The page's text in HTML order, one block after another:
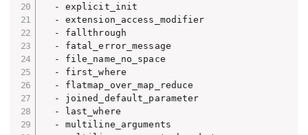
  - explicit_init
  - extension_access_modifier
  - fallthrough
  - fatal_error_message
  - file_name_no_space
  - first_where
  - flatmap_over_map_reduce
  - joined_default_parameter
  - last_where
  - multiline_arguments